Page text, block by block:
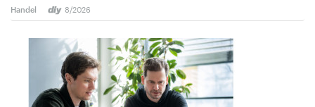
Handel 8/2026